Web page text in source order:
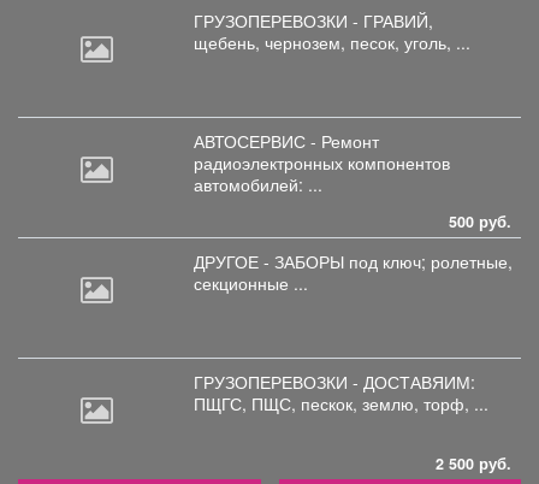
ГРУЗОПЕРЕВОЗКИ - ГРАВИЙ,
щебень, чернозем, песок, уголь, ...
АВТОСЕРВИС - Ремонт
радиоэлектронных компонентов
автомобилей: ...
500 руб.
ДРУГОЕ - ЗАБОРЫ под ключ; ролетные,
секционные ...
ГРУЗОПЕРЕВОЗКИ - ДОСТАВЯИМ:
ПЩГС, ПЩС, пескок, землю, торф, ...
2 500 руб.